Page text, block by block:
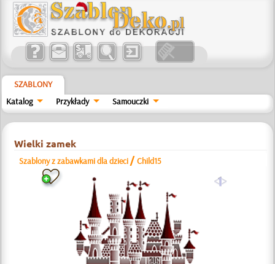
SZABLONY
Katalog
Przykłady Samouczki
Wielki zamek
Szablony z zabawkami dla dzieci /Child15
a